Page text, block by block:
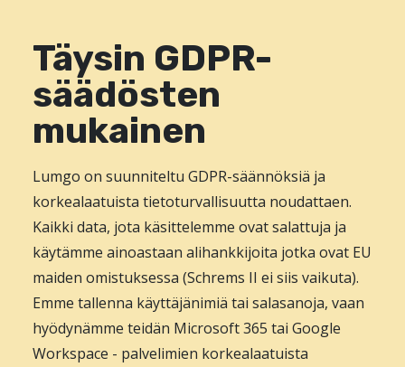
Täysin GDPR-
säädösten
mukainen
Lumgo on suunniteltu GDPR-säännöksiä ja
korkealaatuista tietoturvallisuutta noudattaen.
Kaikki data, jota käsittelemme ovat salattuja ja
käytämme ainoastaan alihankkijoita jotka ovat EU
maiden omistuksessa (Schrems II ei siis vaikuta).
Emme tallenna käyttäjänimiä tai salasanoja, vaan
hyödynämme teidän Microsoft 365 tai Google
Workspace - palvelimien korkealaatuista